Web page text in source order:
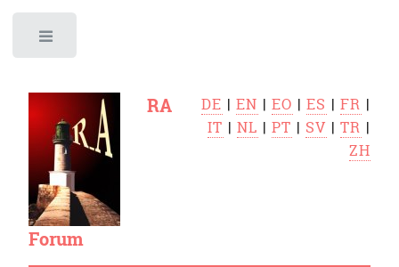
RA
Forum
DE |EN |EO |ES |FR |
IT |NL |PT | SV |TR |
ZH